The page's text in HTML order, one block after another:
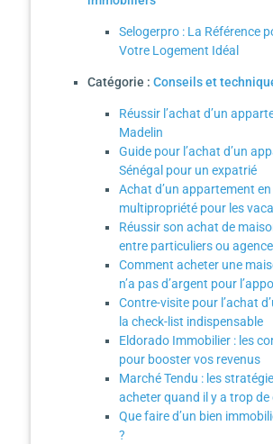
Selogerpro : La Référence
Votre Logement Idéal
Catégorie : Conseils et
Réussir l’achat d’un
Madelin
Guide pour l’achat d’un
Sénégal pour un expatrié
Achat d’un appartement en
multipropriété pour les
Réussir son achat de
entre particuliers ou agence
Comment acheter une
n’a pas d’argent pour
Contre-visite pour l’achat
la check-list indispensable
Eldorado Immobilier : les
pour booster vos revenus
Marché Tendu : les
acheter quand il y a trop de
Que faire d’un bien
?